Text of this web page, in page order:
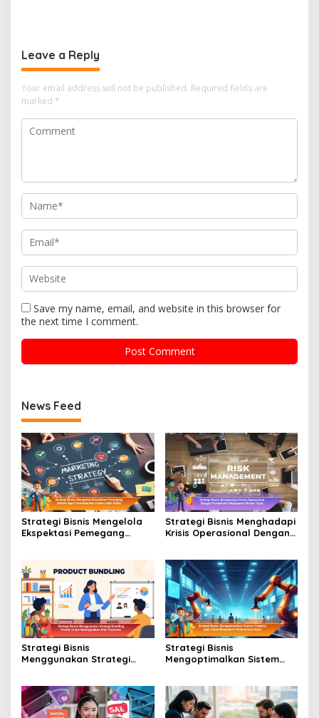
Leave a Reply
Your email address will not be published. Required fields are
marked *
Save my name, email, and website in this browser for
the next time I comment.
News Feed
Strategi Bisnis Mengelola
Ekspektasi Pemegang
Strategi Bisnis Menghadapi
Krisis Operasional Dengan
Strategi Bisnis
Menggunakan Strategi
Transaksi
Strategi Bisnis
Mengoptimalkan Sistem
Biaya